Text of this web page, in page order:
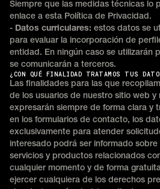
Siempre que las medidas técnicas lo
enlace a esta Política de Privacidad.
- Datos curriculares: estos datos se
para evaluar la incorporación de
entidad. En ningún caso se utilizarán
se comunicarán a terceros.
¿CON QUÉ FINALIDAD TRATAMOS TUS
Las finalidades para las que
de los usuarios de nuestro sitio web y
expresarán siempre de forma clara y
en los formularios de contacto, los
exclusivamente para atender
interesado podrá ser informado
servicios y productos relacionados
cualquier momento y de forma
ejercer cualquiera de los derechos